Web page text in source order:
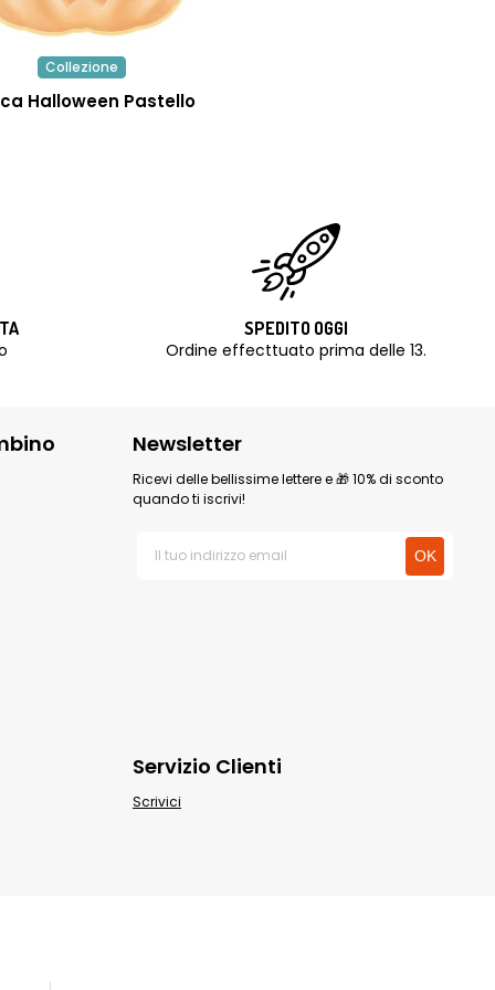
Collezione
Halloween Pastello
SPEDITO OGGI
Ordine effecttuato prima delle 13.
Newsletter
Ricevi delle bellissime lettere e 🎁 10% di sconto
quando ti iscrivi!
Servizio Clienti
Scrivici